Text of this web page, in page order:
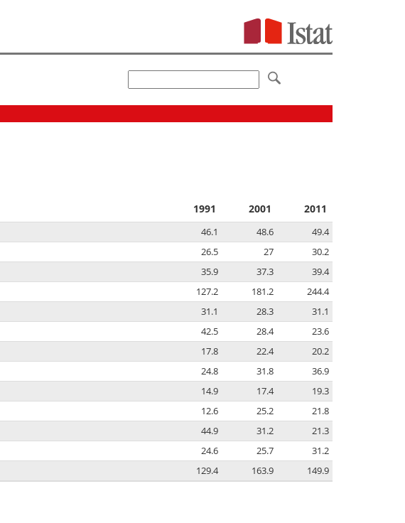
1991 2001 2011
46.1 48.6
49.4
26.5 27
30.2
35.9 37.3
39.4
127.2 181.2
244.4
31.1 28.3
31.1
42.5 28.4
23.6
17.8 22.4
20.2
24.8 31.8
36.9
14.9 17.4
19.3
12.6 25.2
21.8
44.9 31.2
21.3
24.6 25.7
31.2
129.4 163.9 149.9